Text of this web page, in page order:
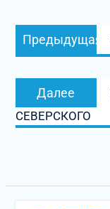
Навигация
по
Предыдущая
Далее
СЕВЕРСКОГО